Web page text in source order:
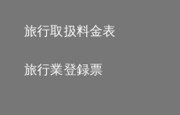
旅行取扱料金表
旅行業登録票